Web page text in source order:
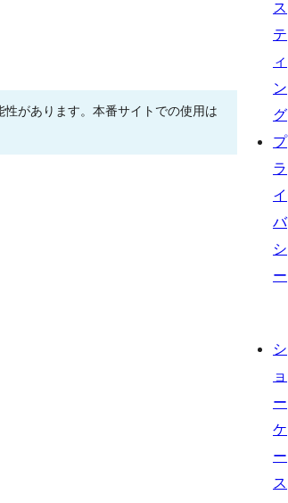
があります。本番サイトでの使用は
ス
テ
ィ
ン
グ
プ
ラ
イ
バ
シ
ー
シ
ョ
ー
ケ
ー
ス